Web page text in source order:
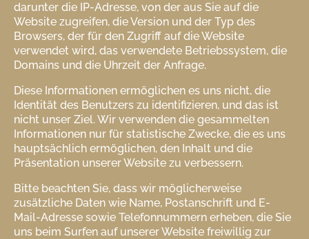
darunter die IP-Adresse, von der aus Sie auf die
Website zugreifen, die Version und der Typ des
Browsers, der für den Zugriff auf die Website
verwendet wird, das verwendete Betriebssystem, die
Domains und die Uhrzeit der Anfrage.
Diese Informationen ermöglichen es uns nicht, die
Identität des Benutzers zu identifizieren, und das ist
nicht unser Ziel. Wir verwenden die gesammelten
Informationen nur für statistische Zwecke, die es uns
hauptsächlich ermöglichen, den Inhalt und die
Präsentation unserer Website zu verbessern.
Bitte beachten Sie, dass wir möglicherweise
zusätzliche Daten wie Name, Postanschrift und E-
Mail-Adresse sowie Telefonnummern erheben, die Sie
uns beim Surfen auf unserer Website freiwillig zur